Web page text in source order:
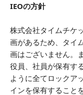
IEOの方針
株式会社タイムチケ
画があるため、タイ
画はございません。
役員、社員が保有す
ように全てロックア
インを保有すること